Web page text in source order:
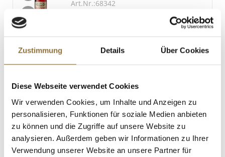
Zustimmung Details Über Cookies
Diese Webseite verwendet Cookies
Wir verwenden Cookies, um Inhalte und Anzeigen zu
personalisieren, Funktionen für soziale Medien anbieten
zu können und die Zugriffe auf unsere Website zu
analysieren. Außerdem geben wir Informationen zu Ihrer
Verwendung unserer Website an unsere Partner für
LEBENSMITTELKENNZEICHNUNGEN
Art.Nr.:68342
Fabbri Amarena (Sauerkirsch) Dry Gin,
41 % vol., Italien, 700 ml
Art.Nr.:68341